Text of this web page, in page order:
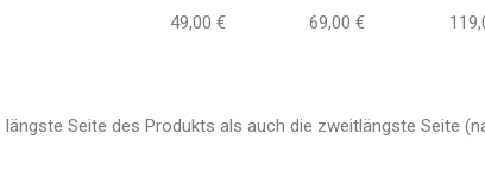
49,00 € 69,00 €
Seite des Produkts als auch die zweitlängste Seite